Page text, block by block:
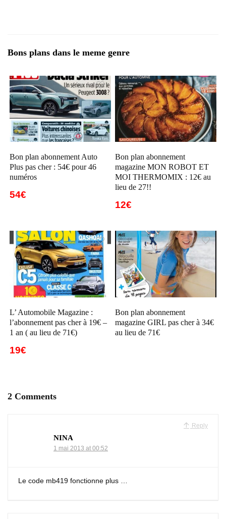
Bons plans dans le meme genre
Bon plan abonnement Auto
Plus pas cher : 54€ pour 46
numéros
54€
Bon plan abonnement
magazine MON ROBOT ET
MOI THERMOMIX : 12€ au
lieu de 27!!
12€
L’ Automobile Magazine :
l’abonnement pas cher à 19€ –
1 an ( au lieu de 71€)
19€
Bon plan abonnement
magazine GIRL pas cher à 34€
au lieu de 71€
2 Comments
Reply
NINA
1 mai 2013 at 00:52
Le code mb419 fonctionne plus …